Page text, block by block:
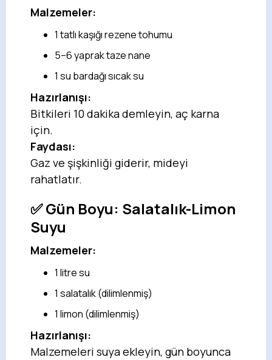
Malzemeler:
1 tatlı kaşığı rezene tohumu
5–6 yaprak taze nane
1 su bardağı sıcak su
Hazırlanışı:
Bitkileri 10 dakika demleyin, aç karna
için.
Faydası:
Gaz ve şişkinliği giderir, mideyi
rahatlatır.
✅ Gün Boyu: Salatalık-Limon
Suyu
Malzemeler:
1 litre su
1 salatalık (dilimlenmiş)
1 limon (dilimlenmiş)
Hazırlanışı:
Malzemeleri suya ekleyin, gün boyunca